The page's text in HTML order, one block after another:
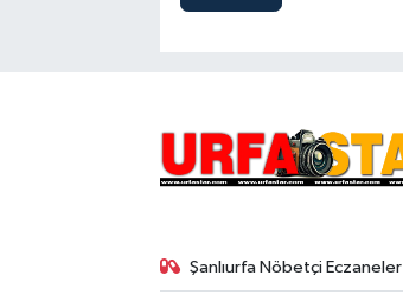
Şanlıurfa Nöbetçi Eczaneler